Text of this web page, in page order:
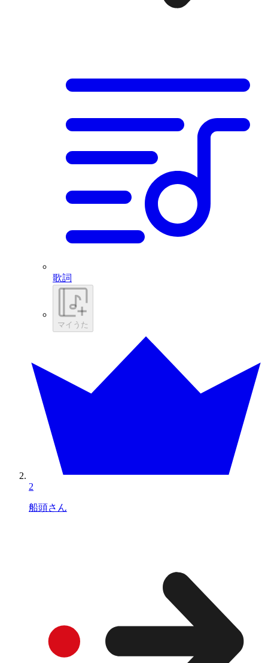
歌詞
マイうた
2
船頭さん